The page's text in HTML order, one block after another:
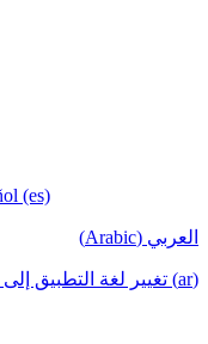
(es)
العربي (Arabic)
(ar) تغيير لغة التطبيق إلى العربية